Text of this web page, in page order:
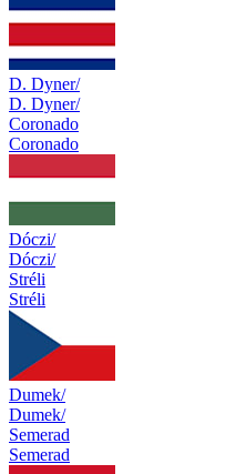
D. Dyner/
D. Dyner/
Coronado
Coronado
Dóczi/
Dóczi/
Stréli
Stréli
Dumek/
Dumek/
Semerad
Semerad